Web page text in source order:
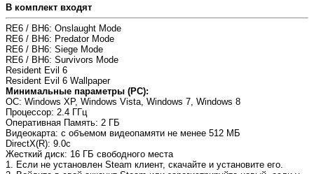
В комплект входят
RE6 / BH6: Onslaught Mode
RE6 / BH6: Predator Mode
RE6 / BH6: Siege Mode
RE6 / BH6: Survivors Mode
Resident Evil 6
Resident Evil 6 Wallpaper
Минимальные параметры (PC):
OC: Windows XP, Windows Vista, Windows 7, Windows 8
Процессор: 2.4 ГГц
Оперативная Память: 2 ГБ
Видеокарта: с объемом видеопамяти не менее 512 МБ
DirectX(R): 9.0c
Жесткий диск: 16 ГБ свободного места
1. Если не установлен Steam клиент, скачайте и установите его.